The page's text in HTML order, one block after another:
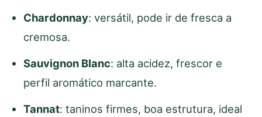
Chardonnay: versátil, pode ir de fresca a
cremosa.
Sauvignon Blanc: alta acidez, frescor e
perfil aromático marcante.
Tannat: taninos firmes, boa estrutura, ideal